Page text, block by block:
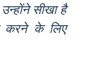
सीखा है
करने के लिए